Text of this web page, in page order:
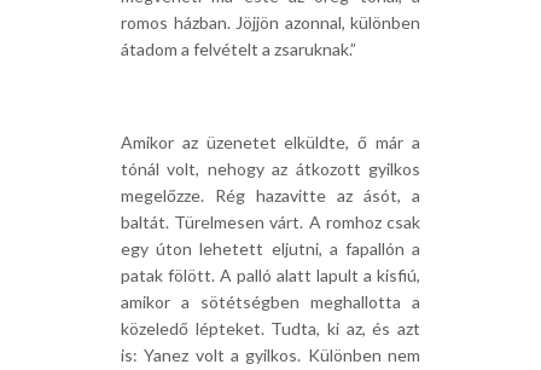
romos házban. Jöjjön azonnal, különben
átadom a felvételt a zsaruknak.”
Amikor az üzenetet elküldte, ő már a
tónál volt, nehogy az átkozott gyilkos
megelőzze. Rég hazavitte az ásót, a
baltát. Türelmesen várt. A romhoz csak
egy úton lehetett eljutni, a fapallón a
patak fölött. A palló alatt lapult a kisfiú,
amikor a sötétségben meghallotta a
közeledő lépteket. Tudta, ki az, és azt
is: Yanez volt a gyilkos. Különben nem